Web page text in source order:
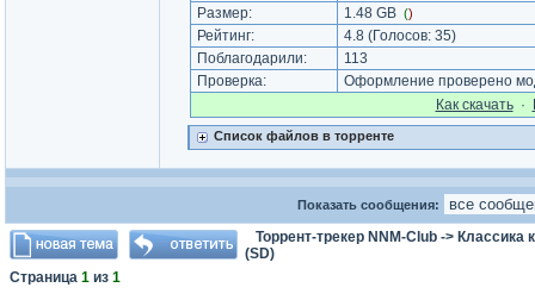
Размер:
1.48 GB ()
Рейтинг: 4.8 (Голосов: 35)
Поблагодарили:
113
Проверка:
Оформление проверено
Как cкачать·
Список файлов в торренте
Показать сообщения:
Торрент-трекер NNM-Club -> Классика
(SD)
Страница 1 из 1